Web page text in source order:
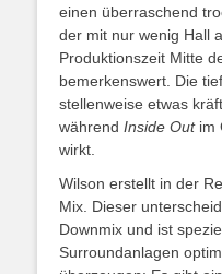
einen überraschend
der mit nur wenig Hall
Produktionszeit Mitte
bemerkenswert. Die
stellenweise etwas
während Inside Outim
wirkt.
Wilson erstellt in der
Mix. Dieser
Downmix und ist
Surroundanlagen